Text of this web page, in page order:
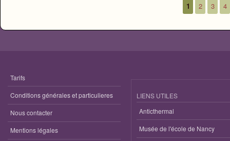
1 2 3 4
Tarifs
Conditions générales et particulieres
Nous contacter
Mentions légales
LIENS UTILES
Anticthermal
Musée de l'école de Nancy